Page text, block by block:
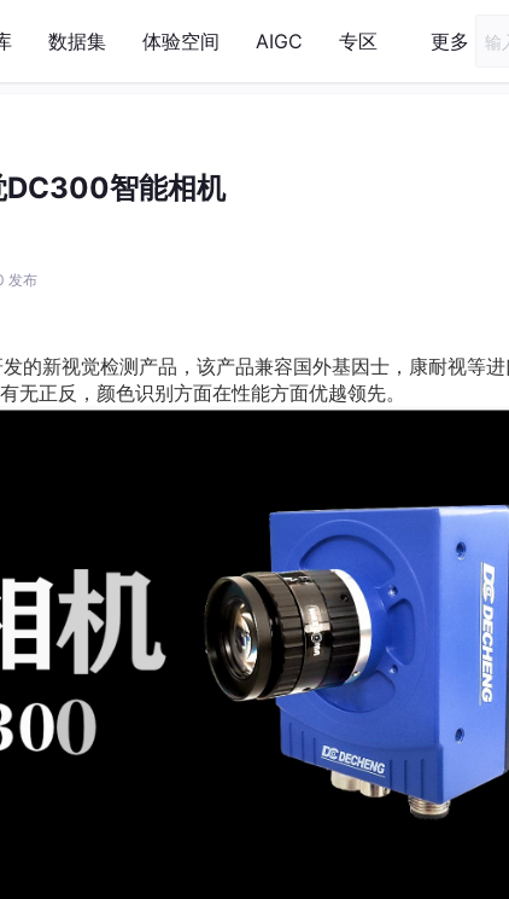
数据集 体验空间 AIGC 专区 更多
DC300智能相机
发布
新视觉检测产品，该产品兼容国外基因士，康耐视等
无正反，颜色识别方面在性能方面优越领先。